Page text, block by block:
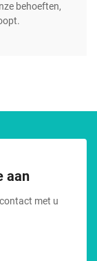
behoeften,
aan
met u